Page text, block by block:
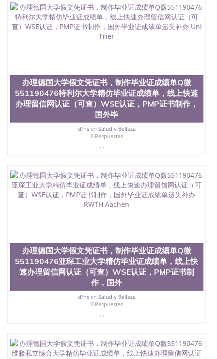
办理德国大学假文凭证书，制作毕业证成绩单Q微
551190476特利尔大学精仿毕业证成绩单，线上快速
办理留信网认证（可查）WSE认证，PMP证书制作，
国外毕
dfnsen Salud y Belleza
0 Respuestas
...
办理德国大学假文凭证书，制作毕业证成绩单Q微
551190476亚琛工业大学精仿毕业证成绩单，线上快
速办理留信网认证（可查）WSE认证，PMP证书制
作，国外
dfnsen Salud y Belleza
0 Respuestas
...